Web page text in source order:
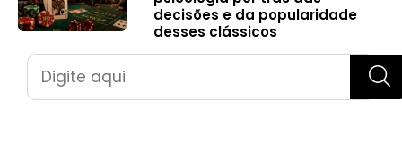
decisões e da popularidade
desses clássicos
Pesquisar